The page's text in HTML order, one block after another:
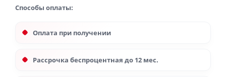
Способы оплаты:
Оплата при получении
Рассрочка беспроцентная до 12 мес.